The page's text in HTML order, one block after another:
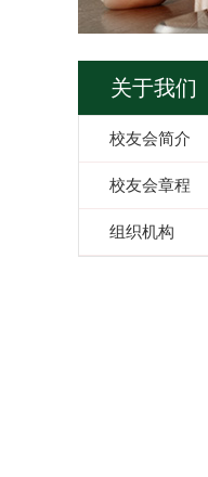
关于我们
校友会简介
校友会章程
组织机构